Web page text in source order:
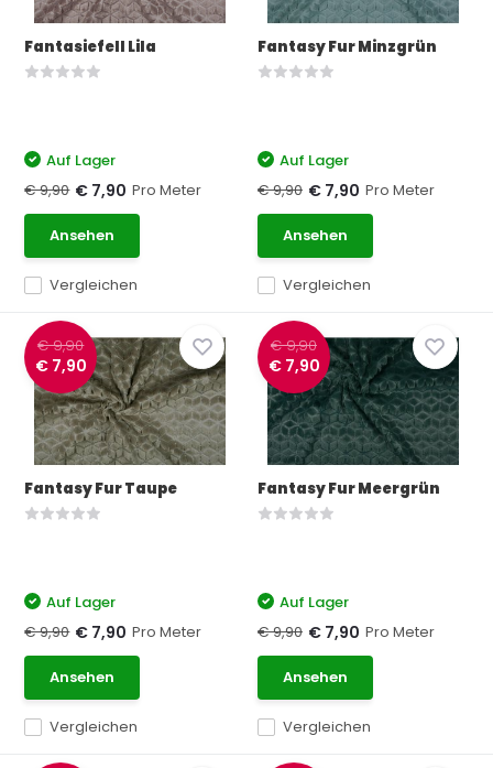
Fantasiefell Lila
Vergleichen
Auf Lager
€ 9,90 € 7,90 Pro Meter
Ansehen
Fantasy Fur Minzgrün
Vergleichen
Auf Lager
€ 9,90 € 7,90 Pro Meter
Ansehen
€ 9,90
€ 7,90
Fantasy Fur Taupe
Vergleichen
Auf Lager
€ 9,90 € 7,90 Pro Meter
Ansehen
€ 9,90
€ 7,90
Fantasy Fur Meergrün
Vergleichen
Auf Lager
€ 9,90 € 7,90 Pro Meter
Ansehen